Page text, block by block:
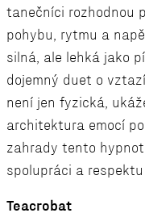
tanečníci rozhodnou
pohybu, rytmu a
silná, ale lehká jako
dojemný duet o
není jen fyzická,
architektura emocí
zahrady tento
spolupráci a
Teacrobat